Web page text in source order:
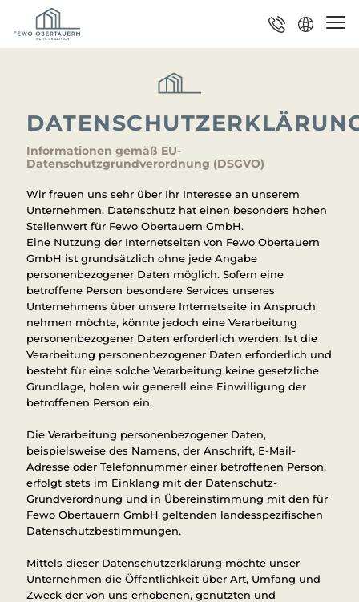
Informationen gemäß EU-
Datenschutzgrundverordnung (DSGVO)
Wir freuen uns sehr über Ihr Interesse an unserem
Unternehmen. Datenschutz hat einen besonders hohen
Stellenwert für Fewo Obertauern GmbH.
Eine Nutzung der Internetseiten von Fewo Obertauern
GmbH ist grundsätzlich ohne jede Angabe
personenbezogener Daten möglich. Sofern eine
betroffene Person besondere Services unseres
Unternehmens über unsere Internetseite in Anspruch
nehmen möchte, könnte jedoch eine Verarbeitung
personenbezogener Daten erforderlich werden. Ist die
Verarbeitung personenbezogener Daten erforderlich und
besteht für eine solche Verarbeitung keine gesetzliche
Grundlage, holen wir generell eine Einwilligung der
betroffenen Person ein.
Die Verarbeitung personenbezogener Daten,
beispielsweise des Namens, der Anschrift, E-Mail-
Adresse oder Telefonnummer einer betroffenen Person,
erfolgt stets im Einklang mit der Datenschutz-
Grundverordnung und in Übereinstimmung mit den für
Fewo Obertauern GmbH geltenden landesspezifischen
Datenschutzbestimmungen.
Mittels dieser Datenschutzerklärung möchte unser
Unternehmen die Öffentlichkeit über Art, Umfang und
Zweck der von uns erhobenen, genutzten und